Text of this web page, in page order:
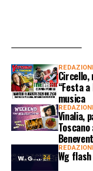
Circello,
“Festa
musica
Vinalia,
Wg